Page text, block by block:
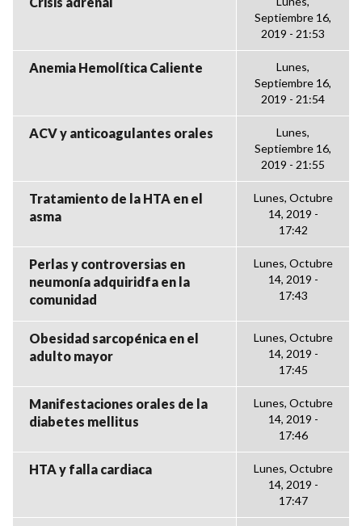
Septiembre 16,
2019 - 21:53
Anemia Hemolítica Caliente
Lunes,
Septiembre 16,
2019 - 21:54
ACV y anticoagulantes orales
Lunes,
Septiembre 16,
2019 - 21:55
Tratamiento de la HTA en el
asma
Lunes, Octubre
14, 2019 -
17:42
Perlas y controversias en
neumonía adquiridfa en la
comunidad
Lunes, Octubre
14, 2019 -
17:43
Obesidad sarcopénica en el
adulto mayor
Lunes, Octubre
14, 2019 -
17:45
Manifestaciones orales de la
diabetes mellitus
Lunes, Octubre
14, 2019 -
17:46
HTA y falla cardiaca
Lunes, Octubre
14, 2019 -
17:47